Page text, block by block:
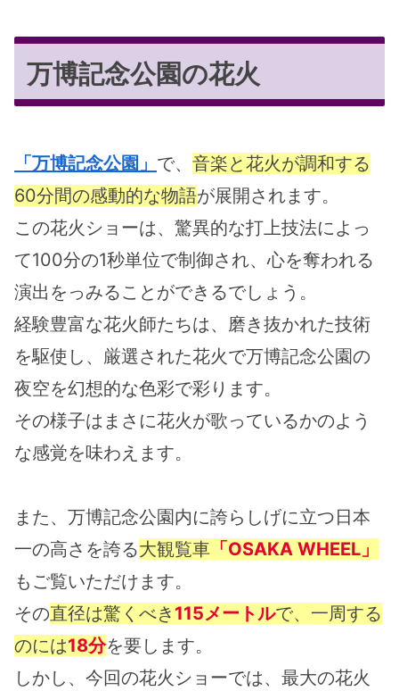
万博記念公園の花火
「万博記念公園」 で、 音楽と花火が調和する
60分間の感動的な物語が展開されます。
この花火ショーは、驚異的な打上技法によっ
て100分の1秒単位で制御され、心を奪われる
演出をっみることができるでしょう。
経験豊富な花火師たちは、磨き抜かれた技術
を駆使し、厳選された花火で万博記念公園の
夜空を幻想的な色彩で彩ります。
その様子はまさに花火が歌っているかのよう
な感覚を味わえます。
また、万博記念公園内に誇らしげに立つ日本
一の高さを誇る大観覧車 「OSAKA WHEEL」
もご覧いただけます。
その直径は驚くべき 115メートルで、一周する
のには18分を要します。
しかし、今回の花火ショーでは、最大の花火